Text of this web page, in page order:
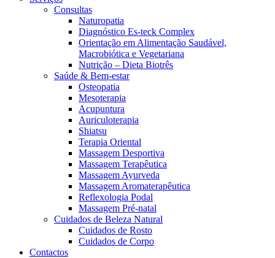
Consultas
Naturopatia
Diagnóstico Es-teck Complex
Orientação em Alimentação Saudável,
Macrobiótica e Vegetariana
Nutrição – Dieta Biotrês
Saúde & Bem-estar
Osteopatia
Mesoterapia
Acupuntura
Auriculoterapia
Shiatsu
Terapia Oriental
Massagem Desportiva
Massagem Terapêutica
Massagem Ayurveda
Massagem Aromaterapêutica
Reflexologia Podal
Massagem Pré-natal
Cuidados de Beleza Natural
Cuidados de Rosto
Cuidados de Corpo
Contactos